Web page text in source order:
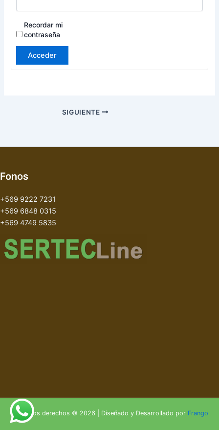
Recordar mi
contraseña
Acceder
SIGUIENTE
Fonos
+569 9222 7231
+569 6848 0315
+569 4749 5835
Todos los derechos © 2026 | Diseñado y Desarrollado por Frango